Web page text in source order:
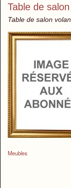
Table de
Table de salon
Meubles